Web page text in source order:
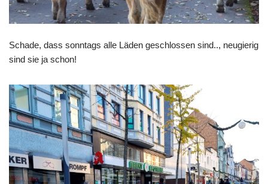
Schade, dass sonntags alle Läden geschlossen sind.., neugierig
sind sie ja schon!